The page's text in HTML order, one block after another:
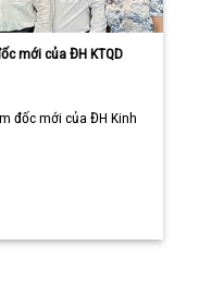
mới của ĐH KTQD
đốc mới của ĐH Kinh